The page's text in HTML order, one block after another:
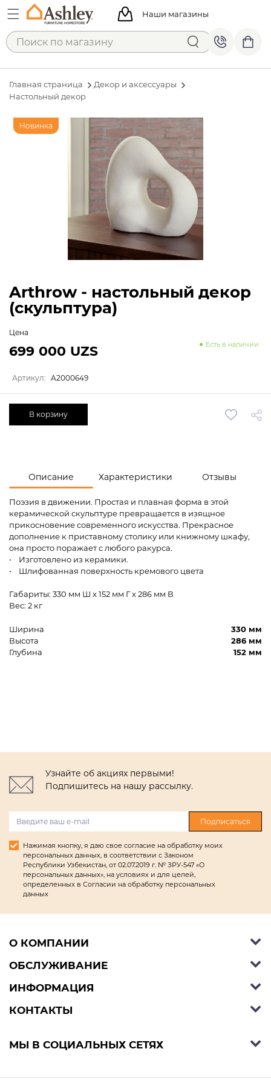
Наши магазины
Главная страница
Декор и аксессуары
Настольный декор
Новинка
Описание Характеристики Отзывы
Поэзия в движении. Простая и плавная форма в этой
керамической скульптуре превращается в изящное
прикосновение современного искусства. Прекрасное
дополнение к приставному столику или книжному шкафу,
она просто поражает с любого ракурса.
• Изготовлено из керамики.
• Шлифованная поверхность кремового цвета
Габариты: 330 мм Ш x 152 мм Г x 286 мм В
Вес: 2 кг
Ширина
330 мм
Высота
286 мм
Глубина
152 мм
Arthrow - настольный декор
(скульптура)
Цена
Есть в наличии
699 000 UZS
Артикул: A2000649
В корзину
Узнайте об акциях первыми!
Подпишитесь на нашу рассылку.
Подписаться
Нажимая кнопку, я даю свое согласие на обработку моих
персональных данных, в соответствии с Законом
Республики Узбекистан, от 02.07.2019 г. № ЗРУ-547 «О
персональных данных», на условиях и для целей,
определенных в Согласии на обработку персональных
данных
О КОМПАНИИ
Об Ashley Furniture HomeStore
Контакты
ОБСЛУЖИВАНИЕ
Справочный центр
Способы оплаты
Оплата в рассрочку
ИНФОРМАЦИЯ
Блог
Политика конфиденциальности
КОНТАКТЫ
Телефон: +998 77 494 09 99
МЫ В СОЦИАЛЬНЫХ СЕТЯХ